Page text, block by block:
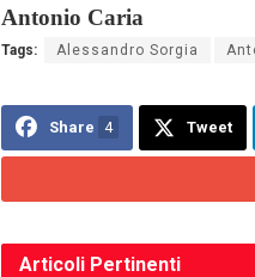
Antonio Caria
Tags: Alessandro Sorgia
Share 4 Tweet
Articoli Pertinenti